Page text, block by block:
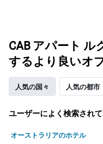
CAB アパート
するより良いオ
人気の国々 人気の都市
ユーザーによく検索され
オーストラリアのホテル